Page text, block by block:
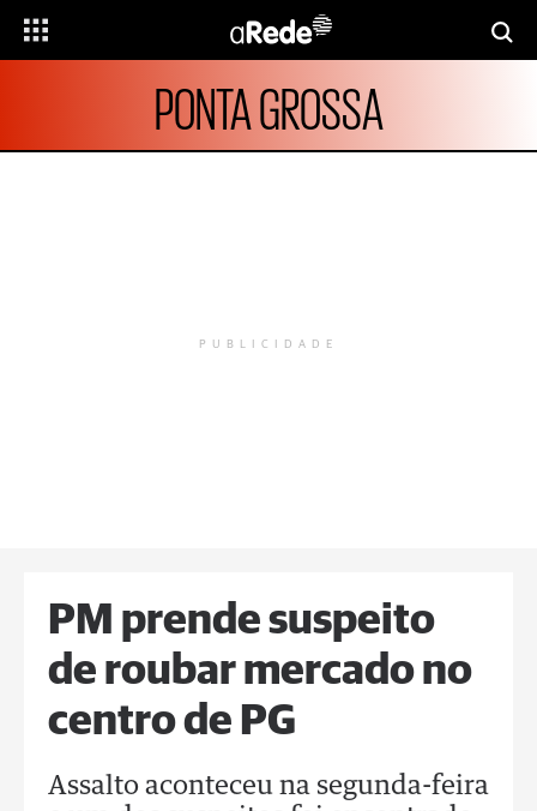
PONTA GROSSA
PUBLICIDADE
PM prende suspeito
de roubar mercado no
centro de PG
Assalto aconteceu na segunda-feira